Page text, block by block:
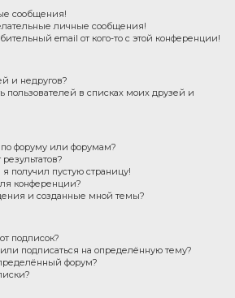
сообщения!
личные сообщения!
email от кого-то с этой конференции!
и недругов?
пользователей в списках моих друзей и
форуму или форумам?
я получил пустую страницу!
конференции?
и созданные мной темы?
подписок?
подписаться на определённую тему?
форум?